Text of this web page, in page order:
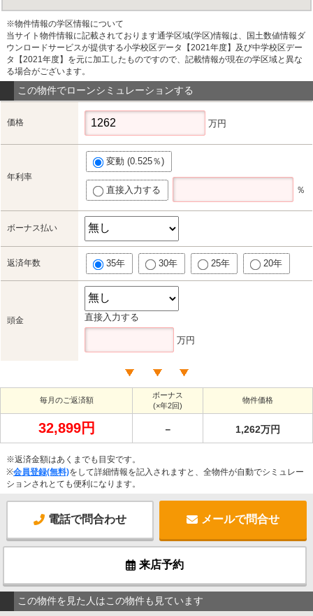
※物件情報の学区情報について
当サイト物件情報に記載されております通学区域(学区)情報は、国土数値情報ダ
ウンロードサービスが提供する小学校区データ【2021年度】及び中学校区デー
タ【2021年度】を元に加工したものですので、記載情報が現在の学区域と異な
る場合がございます。
この物件でローンシミュレーションする
価格 万円
年利率
変動 (0.525％)
直接入力する ％
ボーナス払い
返済年数 35年 30年 25年 20年
頭金 直接入力する
万円
毎月のご返済額
ボーナス
(×年2回)
物件価格
32,899円 － 1,262万円
※返済金額はあくまでも目安です。
※会員登録(無料)をして詳細情報を記入されますと、全物件が自動でシミュレー
ションされとても便利になります。
電話で問合わせ メールで問合せ
来店予約
この物件を見た人はこの物件も見ています